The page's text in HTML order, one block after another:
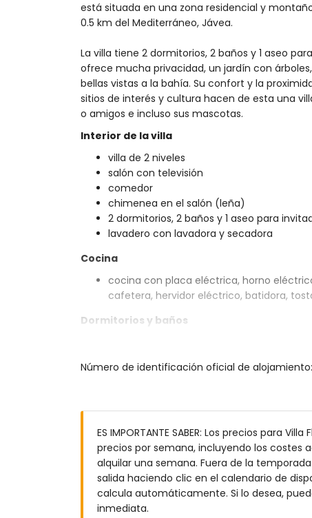
está situada en una zona residencial y
0.5 km del Mediterráneo, Jávea.
La villa tiene 2 dormitorios, 2 baños y 1 aseo
ofrece mucha privacidad, un jardín con
bellas vistas a la bahía. Su confort y la
sitios de interés y cultura hacen de esta una
o amigos e incluso sus mascotas.
Interior de la villa
villa de 2 niveles
salón con televisión
comedor
chimenea en el salón (leña)
2 dormitorios, 2 baños y 1 aseo para
lavadero con lavadora y secadora
Cocina
cocina con placa eléctrica, horno
cafetera, hervidor eléctrico, batidora,
Dormitorios y baños
baño en suite con lavabo individual,
Exterior de la villa
parcela cerrada
piscina privada de 8m x 4m y 1.8m de
jardín con árboles y mobiliario de jardín
4 terrazas, de las cuales 3 cubiertas
barbacoa
ducha exterior
Número de identificación oficial de
ES IMPORTANTE SABER: Los precios para
precios por semana, incluyendo los costes
alquilar una semana. Fuera de la
salida haciendo clic en el calendario de
calcula automáticamente. Si lo desea,
inmediata.